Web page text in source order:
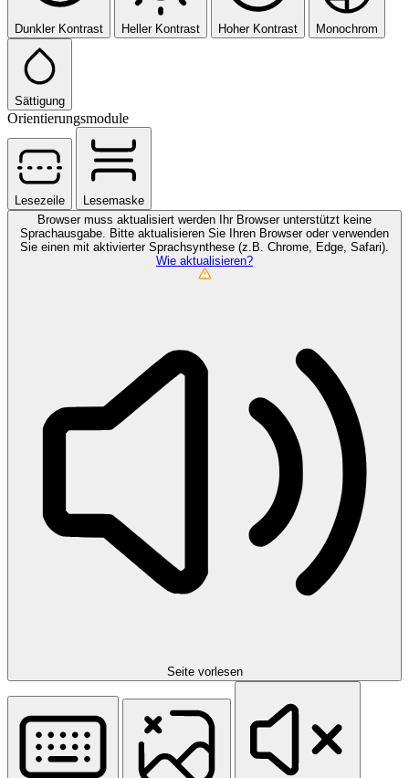
Dunkler Kontrast Heller Kontrast Hoher Kontrast Monochrom
Sättigung
Orientierungsmodule
Lesezeile
Lesemaske
Browser muss aktualisiert werden Ihr Browser unterstützt keine
Sprachausgabe. Bitte aktualisieren Sie Ihren Browser oder verwenden
Sie einen mit aktivierter Sprachsynthese (z.B. Chrome, Edge, Safari).
Wie aktualisieren?
Seite vorlesen